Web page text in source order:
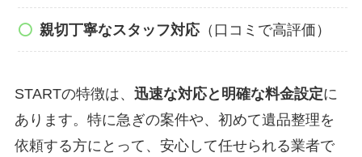
親切丁寧なスタッフ対応（口コミで高評価）
STARTの特徴は、 迅速な対応と明確な料金設定に
あります。特に急ぎの案件や、初めて遺品整理を
依頼する方にとって、安心して任せられる業者で